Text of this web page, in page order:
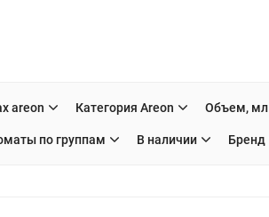
areon Категория Areon Объем, мл
по группам В наличии Бренд